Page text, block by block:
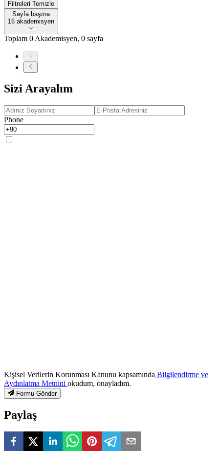
Filtreleri Temizle
Sayfa başına
Sayfa başına
16 akademisyen
Toplam 0 Akademisyen, 0 sayfa
Sizi Arayalım
Phone
Kişisel Verilerin Korunması Kanunu kapsamında Bilgilendirme ve
Aydınlatma Metnini okudum, onayladım.
Formu Gönder
Paylaş